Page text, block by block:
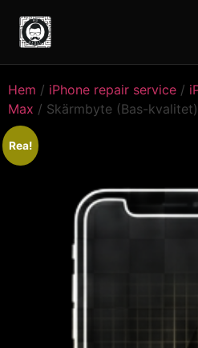
Hem / iPhone repair service /
Max / Skärmbyte (Bas-
Rea!